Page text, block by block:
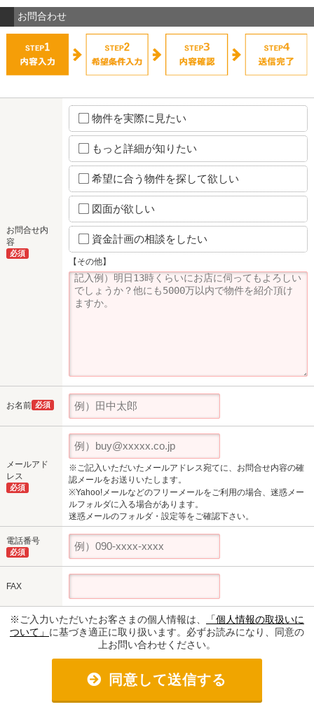
お問合わせ
お問合せ内
容
必須
物件を実際に見たい
もっと詳細が知りたい
希望に合う物件を探して欲しい
図面が欲しい
資金計画の相談をしたい
【その他】
お名前 必須
メールアド
レス
必須
※ご記入いただいたメールアドレス宛てに、お問合せ内容の確
認メールをお送りいたします。
※Yahoo!メールなどのフリーメールをご利用の場合、迷惑メー
ルフォルダに入る場合があります。
迷惑メールのフォルダ・設定等をご確認下さい。
電話番号
必須
FAX
※ご入力いただいたお客さまの個人情報は、
「個人情報の取扱いに
ついて」 に基づき適正に取り扱います。必ずお読みになり、同意の
上お問い合わせください。
同意して送信する